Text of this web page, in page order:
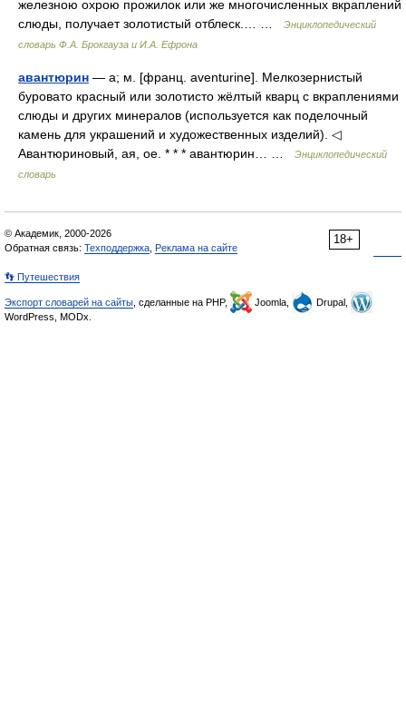
железною охрою прожилок или же многочисленных вкраплений
слюды, получает золотистый отблеск.… …
Энциклопедический
словарь Ф.А. Брокгауза и И.А. Ефрона
авантюрин — а; м. [франц. aventurine]. Мелкозернистый
буровато красный или золотисто жёлтый кварц с вкраплениями
слюды и других минералов (используется как поделочный
камень для украшений и художественных изделий). ◁
Авантюриновый, ая, ое. * * * авантюрин… …
Энциклопедический
словарь
18+
© Академик, 2000-2026
Обратная связь: Техподдержка Реклама на сайте
👣 Путешествия
Экспорт словарей на сайты , сделанные на PHP, Joomla,
Drupal,
WordPress, MODx.